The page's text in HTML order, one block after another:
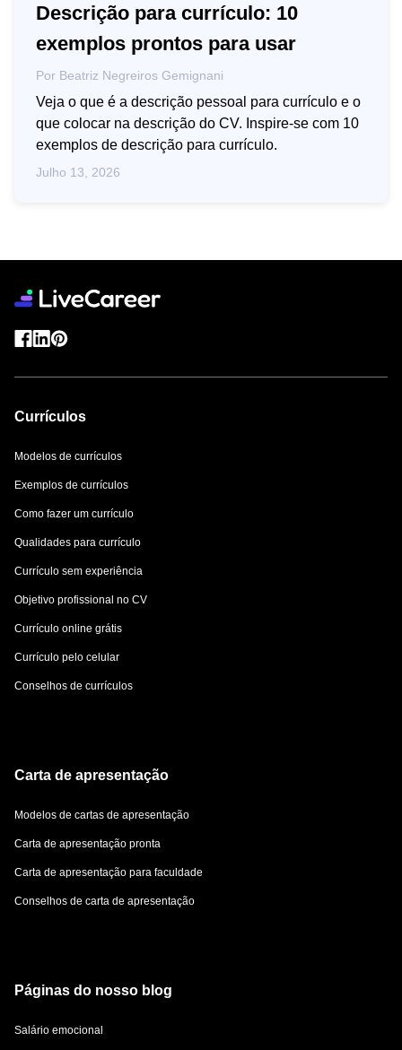
Descrição para currículo: 10
exemplos prontos para usar
Por Beatriz Negreiros Gemignani
Veja o que é a descrição pessoal para currículo e o
que colocar na descrição do CV. Inspire-se com 10
exemplos de descrição para currículo.
Julho 13, 2026
Currículos
Modelos de currículos
Exemplos de currículos
Como fazer um currículo
Qualidades para currículo
Currículo sem experiência
Objetivo profissional no CV
Currículo online grátis
Currículo pelo celular
Conselhos de currículos
Carta de apresentação
Modelos de cartas de apresentação
Carta de apresentação pronta
Carta de apresentação para faculdade
Conselhos de carta de apresentação
Páginas do nosso blog
Salário emocional